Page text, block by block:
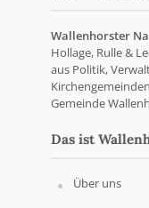
Wallenhorster
Hollage, Rulle &
aus Politik,
Gemeinde
Das ist
Über uns